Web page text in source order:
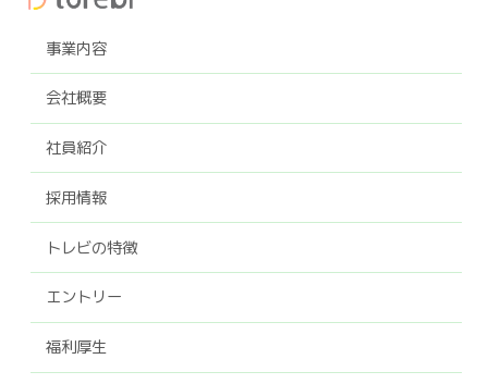
事業内容
会社概要
社員紹介
採用情報
トレビの特徴
エントリー
福利厚生